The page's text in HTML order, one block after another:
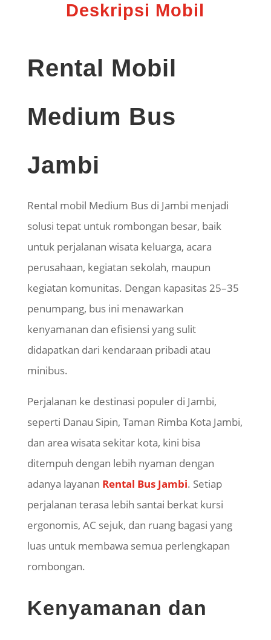
Deskripsi Mobil
Rental Mobil
Medium Bus
Jambi
Rental mobil Medium Bus di Jambi menjadi
solusi tepat untuk rombongan besar, baik
untuk perjalanan wisata keluarga, acara
perusahaan, kegiatan sekolah, maupun
kegiatan komunitas. Dengan kapasitas 25–35
penumpang, bus ini menawarkan
kenyamanan dan efisiensi yang sulit
didapatkan dari kendaraan pribadi atau
minibus.
Perjalanan ke destinasi populer di Jambi,
seperti Danau Sipin, Taman Rimba Kota Jambi,
dan area wisata sekitar kota, kini bisa
ditempuh dengan lebih nyaman dengan
adanya layanan Rental Bus Jambi. Setiap
perjalanan terasa lebih santai berkat kursi
ergonomis, AC sejuk, dan ruang bagasi yang
luas untuk membawa semua perlengkapan
rombongan.
Kenyamanan dan